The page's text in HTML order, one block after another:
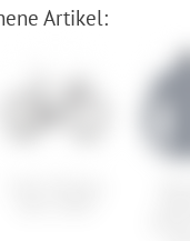
Artikel: